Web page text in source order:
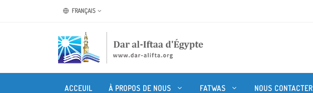
FRANÇAIS
ACCEUIL À PROPOS DE NOUS FATWAS NOUS CONTACTER